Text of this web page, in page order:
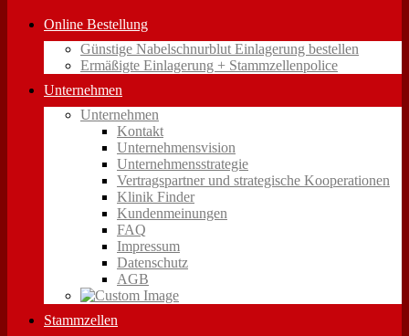
Online Bestellung
Günstige Nabelschnurblut Einlagerung bestellen
Ermäßigte Einlagerung + Stammzellenpolice
Unternehmen
Unternehmen
Kontakt
Unternehmensvision
Unternehmensstrategie
Vertragspartner und strategische Kooperationen
Klinik Finder
Kundenmeinungen
FAQ
Impressum
Datenschutz
AGB
Stammzellen